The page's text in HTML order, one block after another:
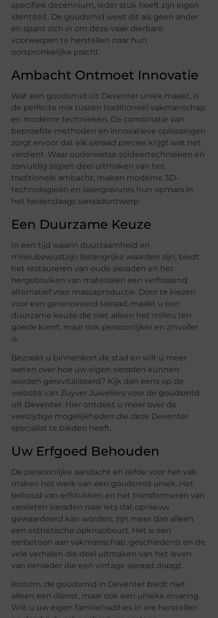
specifiek decennium, ieder stuk heeft zijn eigen
identiteit. De goudsmid weet dit als geen ander
en spant zich in om deze vaak dierbare
voorwerpen te herstellen naar hun
oorspronkelijke pracht.
Ambacht Ontmoet Innovatie
Wat een goudsmid uit Deventer uniek maakt, is
de perfecte mix tussen traditioneel vakmanschap
en moderne technieken. De combinatie van
beproefde methoden en innovatieve oplossingen
zorgt ervoor dat elk sieraad precies krijgt wat het
verdient. Waar ouderwetse soldeertechnieken en
zorvuldig slijpen deel uitmaken van het
traditionele ambacht, maken moderne 3D-
technologieën en lasergravures hun opmars in
het hedendaags sieraadontwerp.
Een Duurzame Keuze
In een tijd waarin duurzaamheid en
milieubewustzijn belangrijke waarden zijn, biedt
het restaureren van oude sieraden en het
hergebruiken van materialen een verfrissend
alternatief voor massaproductie. Door te kiezen
voor een gerenoveerd sieraad, maakt u een
duurzame keuze die niet alleen het milieu ten
goede komt, maar ook persoonlijker en zinvoller
is.
Bezoekt u binnenkort de stad en wilt u meer
weten over hoe uw eigen sieraden kunnen
worden gerevitaliseerd? Kijk dan eens op de
website van Zuyver Juweliers voor de goudsmid
uit Deventer. Hier ontdekt u meer over de
veelzijdige mogelijkheden die deze Deventer
specialist te bieden heeft.
Uw Erfgoed Behouden
De persoonlijke aandacht en liefde voor het vak
maken het werk van een goudsmid uniek. Het
behoud van erfstukken en het transformeren van
versleten sieraden naar iets dat opnieuw
gewaardeerd kan worden, zijn meer dan alleen
een esthetische opknapbeurt. Het is een
eerbetoon aan vakmanschap, geschiedenis en de
vele verhalen die deel uitmaken van het leven
van eenieder die een vintage sieraad draagt.
Kortom, de goudsmid in Deventer biedt niet
alleen een dienst, maar ook een unieke ervaring.
Wilt u uw eigen familietradities in ere herstellen